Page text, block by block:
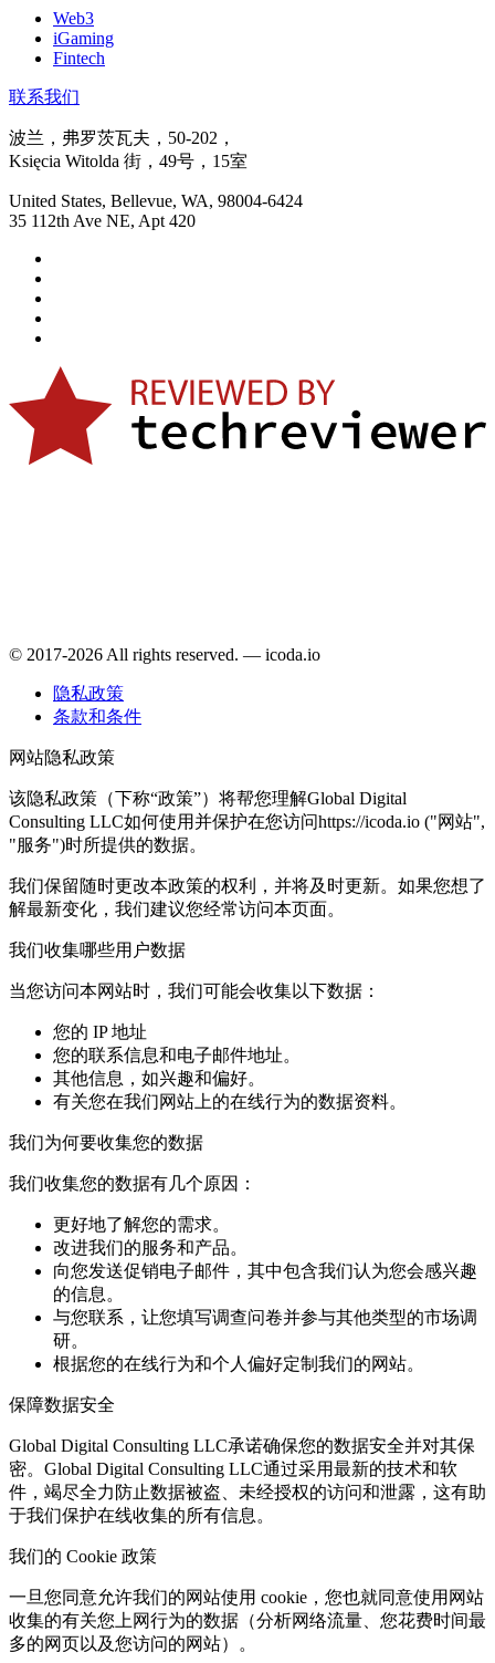
Web3
iGaming
Fintech
联系我们
波兰，弗罗茨瓦夫，50-202，
Księcia Witolda 街，49号，15室
United States, Bellevue, WA, 98004-6424
35 112th Ave NE, Apt 420
© 2017-2026 All rights reserved. — icoda.io
隐私政策
条款和条件
网站隐私政策
该隐私政策（下称“政策”）将帮您理解Global Digital
Consulting LLC如何使用并保护在您访问https://icoda.io ("网站",
"服务")时所提供的数据。
我们保留随时更改本政策的权利，并将及时更新。如果您想了
解最新变化，我们建议您经常访问本页面。
我们收集哪些用户数据
当您访问本网站时，我们可能会收集以下数据：
您的 IP 地址
您的联系信息和电子邮件地址。
其他信息，如兴趣和偏好。
有关您在我们网站上的在线行为的数据资料。
我们为何要收集您的数据
我们收集您的数据有几个原因：
更好地了解您的需求。
改进我们的服务和产品。
向您发送促销电子邮件，其中包含我们认为您会感兴趣
的信息。
与您联系，让您填写调查问卷并参与其他类型的市场调
研。
根据您的在线行为和个人偏好定制我们的网站。
保障数据安全
Global Digital Consulting LLC承诺确保您的数据安全并对其保
密。Global Digital Consulting LLC通过采用最新的技术和软
件，竭尽全力防止数据被盗、未经授权的访问和泄露，这有助
于我们保护在线收集的所有信息。
我们的 Cookie 政策
一旦您同意允许我们的网站使用 cookie，您也就同意使用网站
收集的有关您上网行为的数据（分析网络流量、您花费时间最
多的网页以及您访问的网站）。